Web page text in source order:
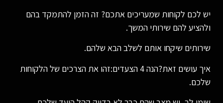
יש לכם לקוחות שמעריכים אתכם? זה הזמן להתמקד בהם
ולהציע להם שירותי המשך.
שירותים שיקחו אותם לשלב הבא שלהם.
איך עושים זאת?הנה 4 הצעדים:זהו את הצרכים של הלקוחות
שלכם.